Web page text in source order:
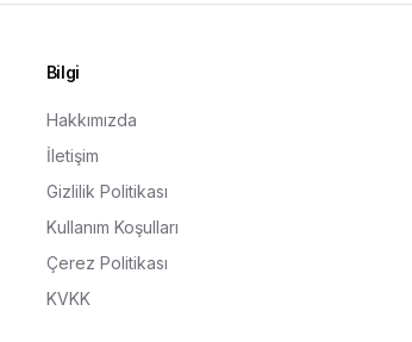
Bilgi
Hakkımızda
İletişim
Gizlilik Politikası
Kullanım Koşulları
Çerez Politikası
KVKK